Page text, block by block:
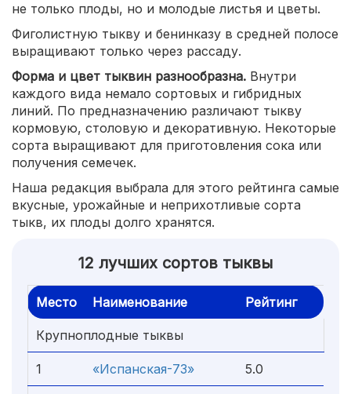
не только плоды, но и молодые листья и цветы.
Фиголистную тыкву и бенинказу в средней полосе
выращивают только через рассаду.
Форма и цвет тыквин разнообразна. Внутри
каждого вида немало сортовых и гибридных
линий. По предназначению различают тыкву
кормовую, столовую и декоративную. Некоторые
сорта выращивают для приготовления сока или
получения семечек.
Наша редакция выбрала для этого рейтинга самые
вкусные, урожайные и неприхотливые сорта
тыкв, их плоды долго хранятся.
12 лучших сортов тыквы
Место Наименование Рейтинг
Крупноплодные тыквы
1 «Испанская-73» 5.0